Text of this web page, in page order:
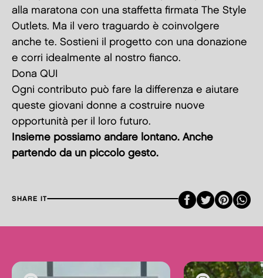
alla maratona con una staffetta firmata The Style
Outlets. Ma il vero traguardo è coinvolgere
anche te. Sostieni il progetto con una donazione
e corri idealmente al nostro fianco.
Dona QUI
Ogni contributo può fare la differenza e aiutare
queste giovani donne a costruire nuove
opportunità per il loro futuro.
Insieme possiamo andare lontano. Anche
partendo da un piccolo gesto.
SHARE IT